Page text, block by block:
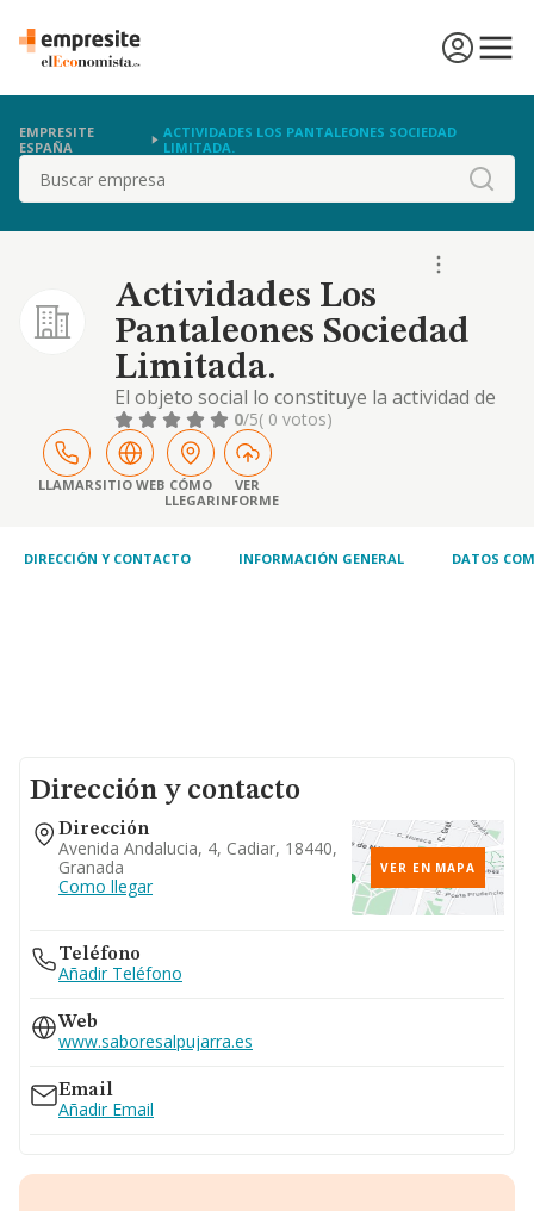
EMPRESITE
ESPAÑA
ACTIVIDADES LOS PANTALEONES SOCIEDAD
LIMITADA.
Buscar
Actividades Los
Pantaleones Sociedad
Limitada.
El objeto social lo constituye la actividad de
comercio al por menor de todo tipo de
artículos de alimentación en general en
supermercado.también cualesquiera otro
complemento análogo para el desarrollo de
las actividades antes descritas, y otros
0/5( 0 votos)
LLAMARSITIO WEB CÓMO
LLEGAR
VER
INFORME
DIRECCIÓN Y CONTACTO INFORMACIÓN GENERAL DATOS
Dirección y contacto
Dirección
Avenida Andalucia, 4, Cadiar, 18440,
Granada
Como llegar
VER EN MAPA
Teléfono
Añadir Teléfono
Web
www.saboresalpujarra.es
Email
Añadir Email